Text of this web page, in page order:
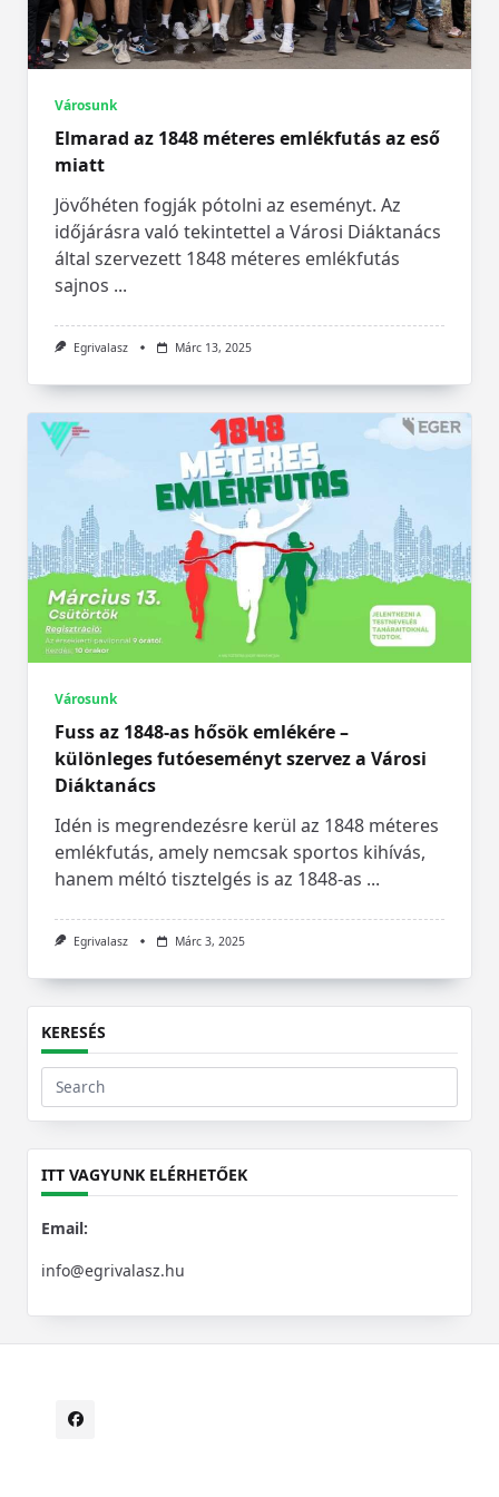
Városunk
Elmarad az 1848 méteres emlékfutás az eső
miatt
Jövőhéten fogják pótolni az eseményt. Az
időjárásra való tekintettel a Városi Diáktanács
által szervezett 1848 méteres emlékfutás
sajnos ...
Egrivalasz Márc 13, 2025
Városunk
Fuss az 1848-as hősök emlékére –
különleges futóeseményt szervez a Városi
Diáktanács
Idén is megrendezésre kerül az 1848 méteres
emlékfutás, amely nemcsak sportos kihívás,
hanem méltó tisztelgés is az 1848-as ...
Egrivalasz Márc 3, 2025
KERESÉS
Search
for:
ITT VAGYUNK ELÉRHETŐEK
Email:
info@egrivalasz.hu